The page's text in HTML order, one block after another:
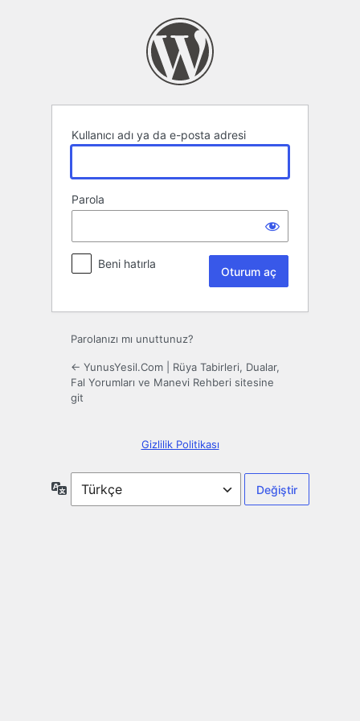
Kullanıcı adı ya da e-posta adresi
Parola
Beni hatırla
Parolanızı mı unuttunuz?
← YunusYesil.Com | Rüya Tabirleri, Dualar,
Fal Yorumları ve Manevi Rehberi sitesine
git
Gizlilik Politikası
Dil